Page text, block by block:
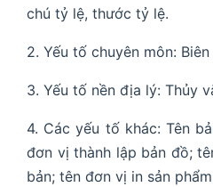
chú tỷ lệ, thước tỷ lệ.
2. Yếu tố chuyên môn:
3. Yếu tố nền địa lý: Thủy
4. Các yếu tố khác: Tên
đơn vị thành lập bản đồ;
bản; tên đơn vị in sản